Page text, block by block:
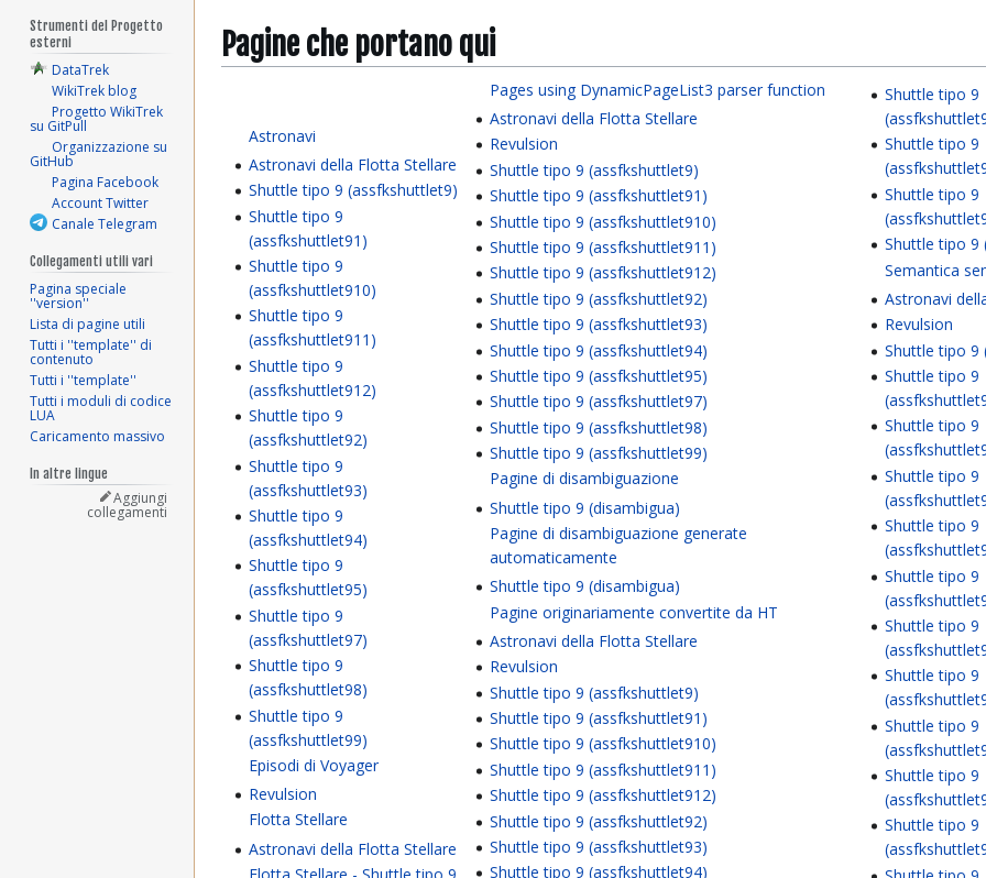
Pagine che portano qui
Astronavi
Astronavi della Flotta Stellare
Shuttle tipo 9 (assfkshuttlet9)
Shuttle tipo 9
(assfkshuttlet91)
Shuttle tipo 9
(assfkshuttlet910)
Shuttle tipo 9
(assfkshuttlet911)
Shuttle tipo 9
(assfkshuttlet912)
Shuttle tipo 9
(assfkshuttlet92)
Shuttle tipo 9
(assfkshuttlet93)
Shuttle tipo 9
(assfkshuttlet94)
Shuttle tipo 9
(assfkshuttlet95)
Shuttle tipo 9
(assfkshuttlet97)
Shuttle tipo 9
(assfkshuttlet98)
Shuttle tipo 9
(assfkshuttlet99)
Episodi di Voyager
Revulsion
Flotta Stellare
Astronavi della Flotta Stellare
Pages using DynamicPageList3 parser function
Astronavi della Flotta Stellare
Revulsion
Shuttle tipo 9 (assfkshuttlet9)
Shuttle tipo 9 (assfkshuttlet91)
Shuttle tipo 9 (assfkshuttlet910)
Shuttle tipo 9 (assfkshuttlet911)
Shuttle tipo 9 (assfkshuttlet912)
Shuttle tipo 9 (assfkshuttlet92)
Shuttle tipo 9 (assfkshuttlet93)
Shuttle tipo 9 (assfkshuttlet94)
Shuttle tipo 9 (assfkshuttlet95)
Shuttle tipo 9 (assfkshuttlet97)
Shuttle tipo 9 (assfkshuttlet98)
Shuttle tipo 9 (assfkshuttlet99)
Pagine di disambiguazione
Shuttle tipo 9 (disambigua)
Pagine di disambiguazione generate
automaticamente
Shuttle tipo 9 (disambigua)
Pagine originariamente convertite da HT
Astronavi della Flotta Stellare
Revulsion
Shuttle tipo 9 (assfkshuttlet9)
Shuttle tipo 9 (assfkshuttlet91)
Shuttle tipo 9 (assfkshuttlet910)
Shuttle tipo 9 (assfkshuttlet911)
Shuttle tipo 9 (assfkshuttlet912)
Shuttle tipo 9 (assfkshuttlet92)
Shuttle tipo 9 (assfkshuttlet93)
Shuttle tipo 9 (assfkshuttlet94)
Shuttle tipo 9
Shuttle tipo 9
Shuttle tipo 9
Shuttle tipo 9
Semantica
Astronavi
Revulsion
Shuttle tipo 9
Shuttle tipo 9
Shuttle tipo 9
Shuttle tipo 9
Shuttle tipo 9
Shuttle tipo 9
Shuttle tipo 9
Shuttle tipo 9
Shuttle tipo 9
Shuttle tipo 9
Shuttle tipo 9
Strumenti del Progetto
esterni
DataTrek
WikiTrek blog
Progetto WikiTrek
su GitPull
Organizzazione su
GitHub
Pagina Facebook
Account Twitter
Canale Telegram
Collegamenti utili vari
Pagina speciale
''version''
Lista di pagine utili
Tutti i ''template'' di
contenuto
Tutti i ''template''
Tutti i moduli di codice
LUA
Caricamento massivo
In altre lingue
Aggiungi
collegamenti